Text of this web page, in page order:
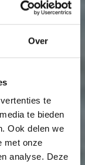
Over
te
te bieden
Ook delen we
met onze
analyse. Deze